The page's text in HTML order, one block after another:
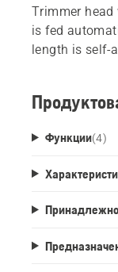
Trimmer
is fed
length is self-
Функции(4)